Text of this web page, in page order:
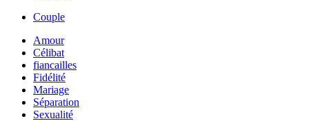
Couple
Amour
Célibat
fiancailles
Fidélité
Mariage
Séparation
Sexualité